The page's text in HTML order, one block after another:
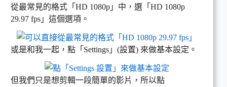
從最常見的格式「HD 1080p」中，選「HD 1080p
29.97 fps」這個選項。
或是和我一起，點「Settings」(設置) 來做基本設定。
但我們只是想剪輯一段簡單的影片，所以點